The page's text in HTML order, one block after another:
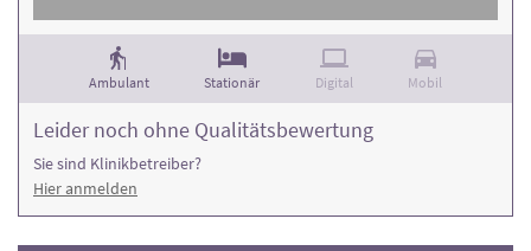
Ambulant Stationär Digital Mobil
Leider noch ohne Qualitätsbewertung
Sie sind Klinikbetreiber?
Hier anmelden